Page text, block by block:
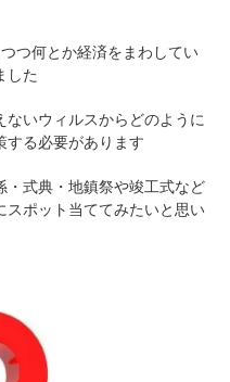
つ何とか経済をまわしてい
した
いウィルスからどのように
する必要があります
・式典・地鎮祭や竣工式など
スポット当ててみたいと思い